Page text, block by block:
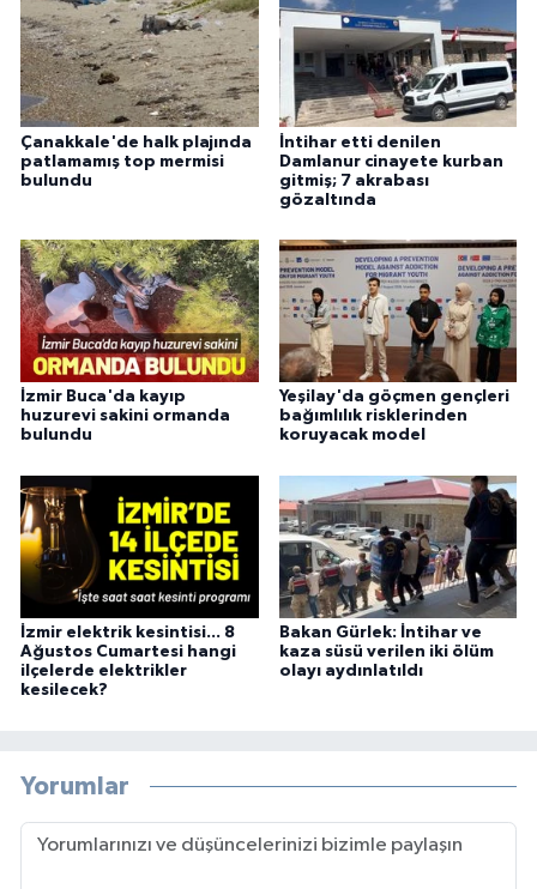
Çanakkale'de halk plajında
patlamamış top mermisi
bulundu
İntihar etti denilen
Damlanur cinayete kurban
gitmiş; 7 akrabası
gözaltında
İzmir Buca'da kayıp
huzurevi sakini ormanda
bulundu
Yeşilay'da göçmen gençleri
bağımlılık risklerinden
koruyacak model
İzmir elektrik kesintisi... 8
Ağustos Cumartesi hangi
ilçelerde elektrikler
kesilecek?
Bakan Gürlek: İntihar ve
kaza süsü verilen iki ölüm
olayı aydınlatıldı
Yorumlar